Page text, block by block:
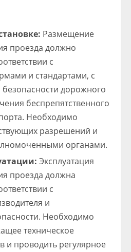
Размещение
проезда должно
с
и стандартами, с
дорожного
беспрепятственного
Необходимо
разрешений и
органами.
Эксплуатация
проезда должна
с
и
Необходимо
техническое
и проводить регулярное